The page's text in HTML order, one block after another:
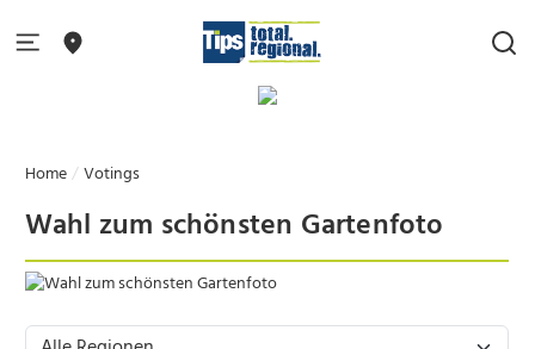
Home Votings
Wahl zum schönsten Gartenfoto